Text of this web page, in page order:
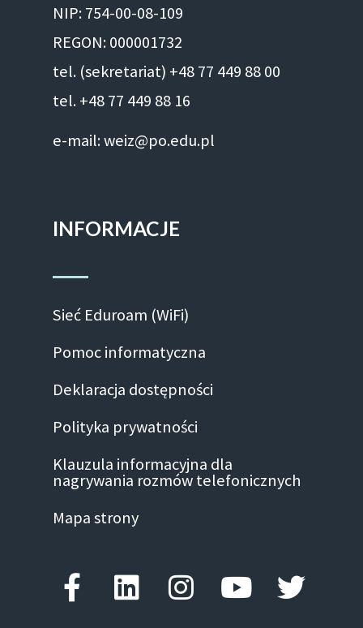
NIP: 754-00-08-109
REGON: 000001732
tel. (sekretariat) +48 77 449 88 00
tel. +48 77 449 88 16
e-mail: weiz@po.edu.pl
INFORMACJE
Sieć Eduroam (WiFi)
Pomoc informatyczna
Deklaracja dostępności
Polityka prywatności
Klauzula informacyjna dla
nagrywania rozmów telefonicznych
Mapa strony
Facebook-f
LinkedinInstagram
Youtube